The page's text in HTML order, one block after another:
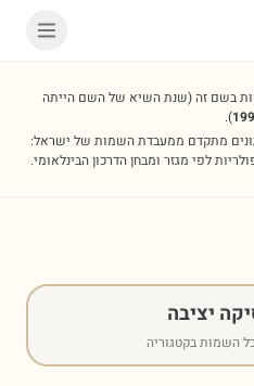
בשם זה(שנת השיא של השם הייתה
).
מתקדם ממעבדת השמות של ישראל:
לפי מגזר ומבחן הדרכון הבינלאומי.
יציבה
השמות בקטגוריה